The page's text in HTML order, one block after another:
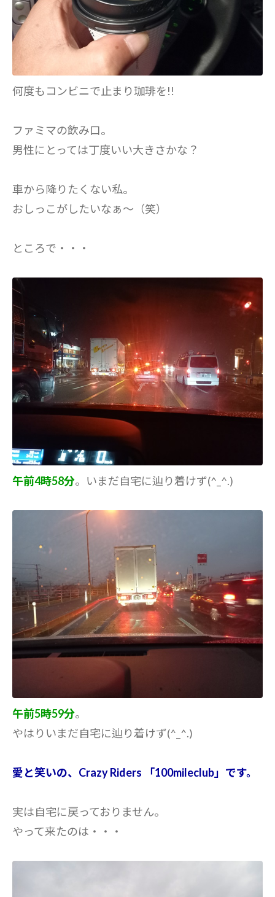
何度もコンビニで止まり珈琲を!!
ファミマの飲み口。
男性にとっては丁度いい大きさかな？
車から降りたくない私。
おしっこがしたいなぁ～（笑）
ところで・・・
午前4時58分。いまだ自宅に辿り着けず(^_^.)
午前5時59分。
やはりいまだ自宅に辿り着けず(^_^.)
愛と笑いの、Crazy Riders 「100mileclub」です。
実は自宅に戻っておりません。
やって来たのは・・・